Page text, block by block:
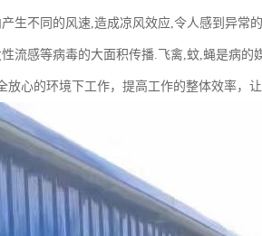
生不同的风速,造成凉风效应,令人感到异常的
流感等病毒的大面积传播.飞禽,蚊,蝇是病
放心的环境下工作，提高工作的整体效率，让